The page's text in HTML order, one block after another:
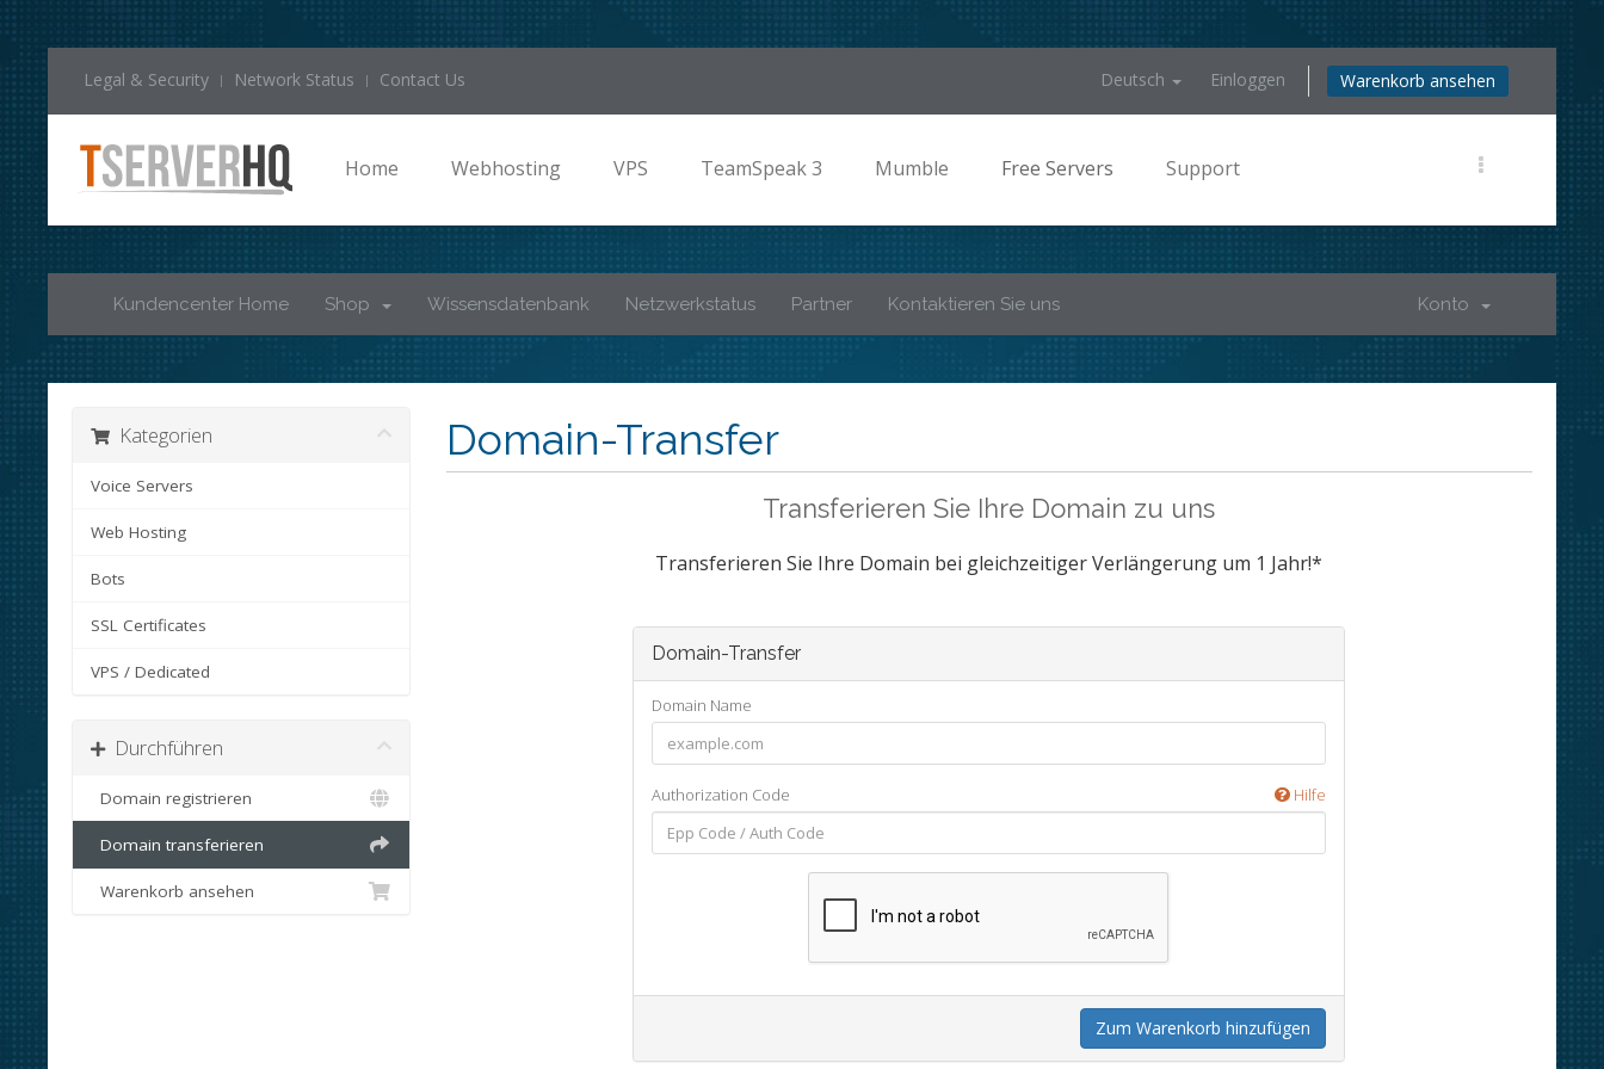
Legal & Security Network Status Contact Us Deutsch Einloggen Warenkorb ansehen
Home Webhosting VPS TeamSpeak 3 Mumble Free Servers Support
Kundencenter Home Shop Wissensdatenbank Netzwerkstatus Partner Kontaktieren Sie uns Konto
Domain-Transfer
Kategorien
Voice Servers
Web Hosting
Bots
SSL Certificates
VPS / Dedicated
Durchführen
Domain registrieren
Domain transferieren
Warenkorb ansehen
Transferieren Sie Ihre Domain zu uns
Transferieren Sie Ihre Domain bei gleichzeitiger Verlängerung um 1 Jahr!*
Domain-Transfer
Domain Name
Authorization Code Hilfe
Zum Warenkorb hinzufügen